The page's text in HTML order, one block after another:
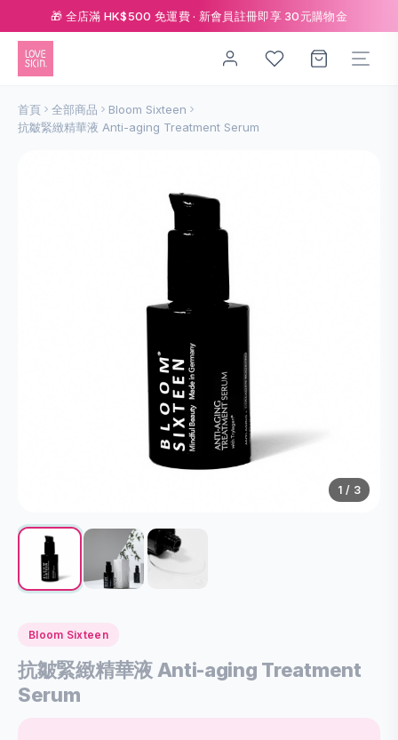
🎁 全店滿 HK$500 免運費 · 新會員註冊即享 30元購物金
首頁 全部商品
Bloom Sixteen
抗皺緊緻精華液 Anti-aging Treatment Serum
1 / 3
Bloom Sixteen
抗皺緊緻精華液 Anti-aging Treatment
Serum